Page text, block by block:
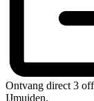
Ontvang direct 3
IJmuiden.